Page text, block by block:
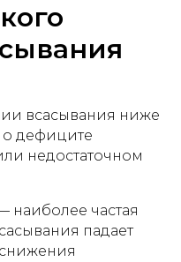
всасывания ниже
о дефиците
недостаточном
наиболее частая
падает